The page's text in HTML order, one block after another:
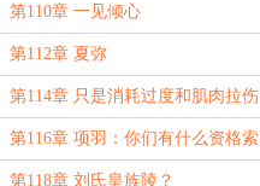
第110章 一见倾心
第112章 夏弥
第114章 只是消耗过度和肌肉拉伤
的路明非
第116章 项羽：你们有什么资格索
要如此之多？
第118章 刘氏皇族陵？